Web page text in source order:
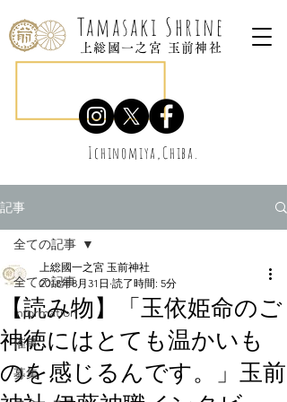
Tamasaki Shrine
上総國一之宮 玉前神社
Ichinomiya,Chiba.
記事
全ての記事
information
催事
募集
全ての記事
【読み物】「玉依姫命のご
神徳にはとても温かいも
のを感じるんです。」玉前
上総國一之宮 玉前神社
2018年8月31日 読了時間: 5分